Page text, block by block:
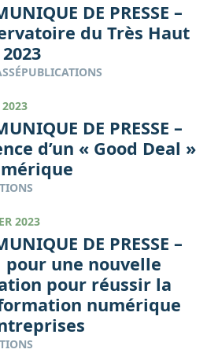
DE PRESSE –
du Très Haut
PUBLICATIONS
DE PRESSE –
d’un « Good Deal »
2023
DE PRESSE –
pour une nouvelle
pour réussir la
numérique